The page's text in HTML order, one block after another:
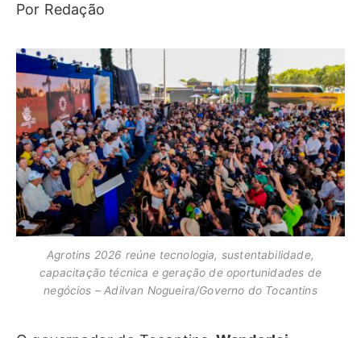
Por Redação
Agrotins 2026 reúne tecnologia, sustentabilidade,
capacitação técnica e geração de oportunidades de
negócios – Adilvan Nogueira/Governo do Tocantins